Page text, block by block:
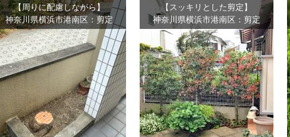
【周りに配慮しながら】
神奈川県横浜市港南区：剪定
【スッキリとした剪定】
神奈川県横浜市港南区：剪定